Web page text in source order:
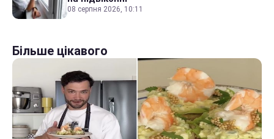
08 серпня 2026, 10:11
Більше цікавого